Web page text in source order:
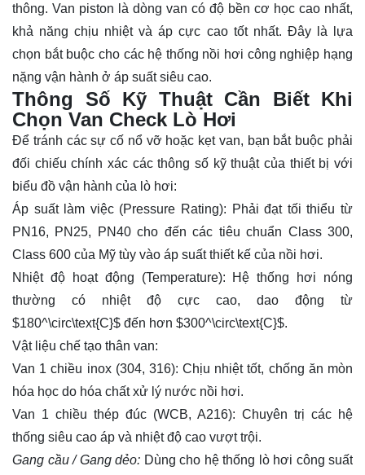
thông. Van piston là dòng van có độ bền cơ học cao nhất,
khả năng chịu nhiệt và áp cực cao tốt nhất. Đây là lựa
chọn bắt buộc cho các hệ thống nồi hơi công nghiệp hạng
nặng vận hành ở áp suất siêu cao.
Thông Số Kỹ Thuật Cần Biết Khi
Chọn Van Check Lò Hơi
Để tránh các sự cố nổ vỡ hoặc kẹt van, bạn bắt buộc phải
đối chiếu chính xác các thông số kỹ thuật của thiết bị với
biểu đồ vận hành của lò hơi:
Áp suất làm việc (Pressure Rating): Phải đạt tối thiểu từ
PN16, PN25, PN40 cho đến các tiêu chuẩn Class 300,
Class 600 của Mỹ tùy vào áp suất thiết kế của nồi hơi.
Nhiệt độ hoạt động (Temperature): Hệ thống hơi nóng
thường có nhiệt độ cực cao, dao động từ
$180^\circ\text{C}$ đến hơn $300^\circ\text{C}$.
Vật liệu chế tạo thân van:
Van 1 chiều inox (304, 316): Chịu nhiệt tốt, chống ăn mòn
hóa học do hóa chất xử lý nước nồi hơi.
Van 1 chiều thép đúc (WCB, A216): Chuyên trị các hệ
thống siêu cao áp và nhiệt độ cao vượt trội.
Gang cầu / Gang dẻo: Dùng cho hệ thống lò hơi công suất